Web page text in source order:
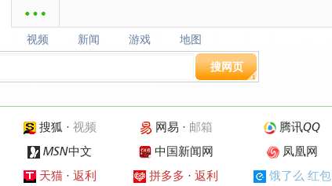
视频
视频 新闻
新闻 游戏
游戏 地图
地图
搜网页
搜狐 · 视频 网易 · 邮箱 腾讯QQ
MSN中文 中国新闻网 凤凰网
天猫· 返利 拼多多 · 返利 饿了么 红包